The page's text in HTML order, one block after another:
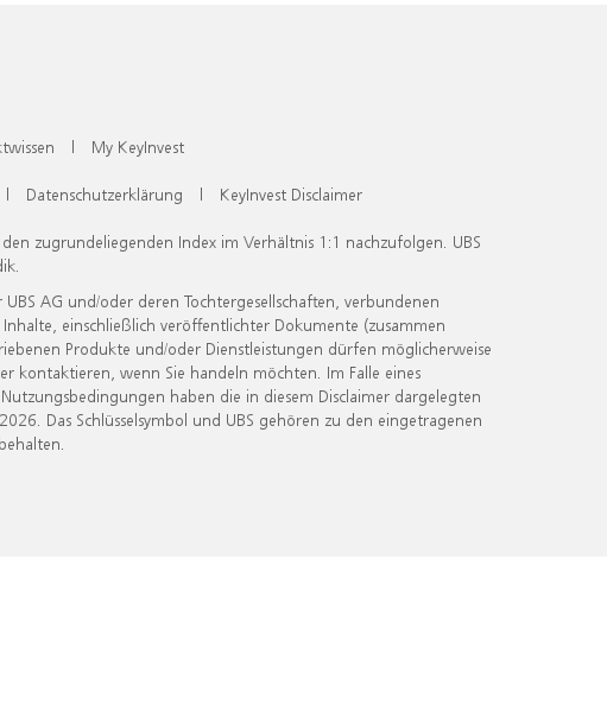
| My KeyInvest
| Datenschutzerklärung | KeyInvest Disclaimer
zugrundeliegenden Index im Verhältnis 1:1 nachzufolgen. UBS
AG und/oder deren Tochtergesellschaften, verbundenen
einschließlich veröffentlichter Dokumente (zusammen
Produkte und/oder Dienstleistungen dürfen möglicherweise
kontaktieren, wenn Sie handeln möchten. Im Falle eines
haben die in diesem Disclaimer dargelegten
Das Schlüsselsymbol und UBS gehören zu den eingetragenen